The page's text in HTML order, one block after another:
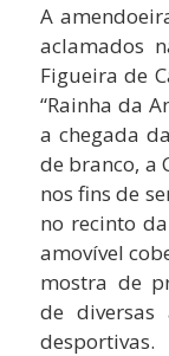
A
aclamados
Figueira de
“Rainha da
a chegada
de branco, a
nos fins de
no recinto
amovível
mostra de
de diversas
desportivas.